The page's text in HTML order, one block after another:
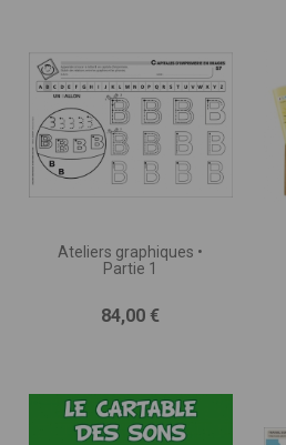
Ateliers graphiques •
Partie 1
Prix
84,00 €
idées
Vous êtes enseignant et
supports pédagogiques, des